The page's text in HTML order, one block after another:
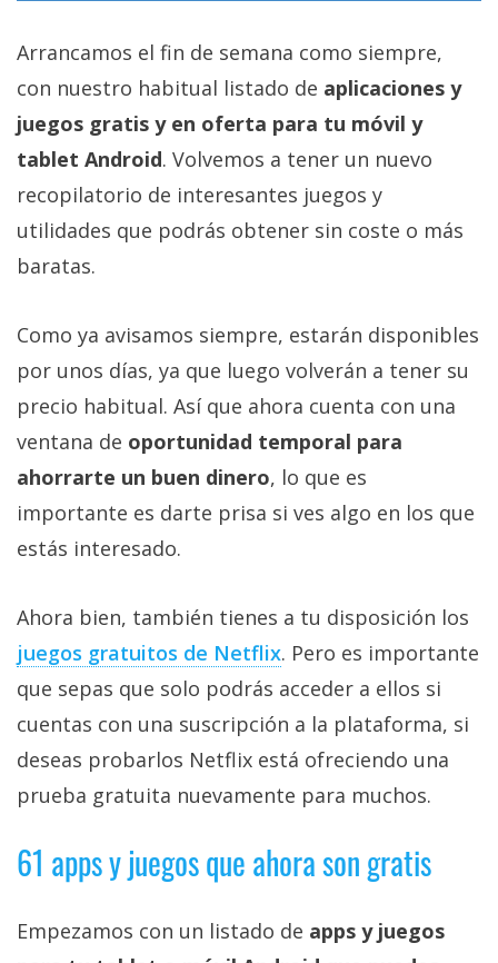
Arrancamos el fin de semana como siempre,
con nuestro habitual listado de aplicaciones y
juegos gratis y en oferta para tu móvil y
tablet Android. Volvemos a tener un nuevo
recopilatorio de interesantes juegos y
utilidades que podrás obtener sin coste o más
baratas.
Como ya avisamos siempre, estarán disponibles
por unos días, ya que luego volverán a tener su
precio habitual. Así que ahora cuenta con una
ventana de oportunidad temporal para
ahorrarte un buen dinero, lo que es
importante es darte prisa si ves algo en los que
estás interesado.
Ahora bien, también tienes a tu disposición los
juegos gratuitos de Netflix‎. Pero es importante
que sepas que solo podrás acceder a ellos si
cuentas con una suscripción a la plataforma, si
deseas probarlos Netflix está ofreciendo una
prueba gratuita nuevamente para muchos.
61 apps y juegos que ahora son gratis
Empezamos con un listado de apps y juegos